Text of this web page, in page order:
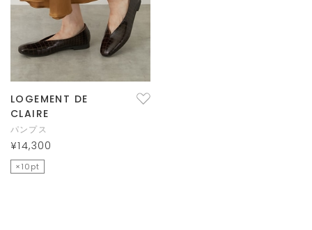
LOGEMENT DE
CLAIRE
パンプス
¥14,300
×10pt